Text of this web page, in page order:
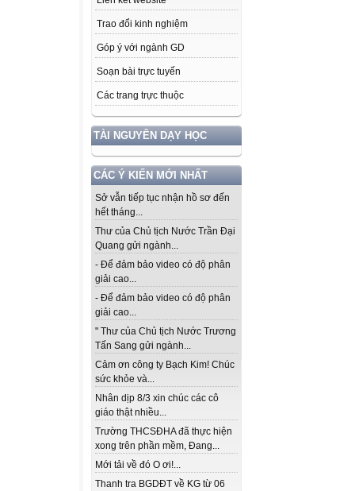
Trao đổi kinh nghiệm
Góp ý với ngành GD
Soạn bài trực tuyến
Các trang trực thuộc
TÀI NGUYÊN DẠY HỌC
CÁC Ý KIẾN MỚI NHẤT
Sở vẫn tiếp tục nhận hồ sơ đến
hết tháng...
Thư của Chủ tịch Nước Trần Đại
Quang gửi ngành...
- Để đảm bảo video có độ phân
giải cao...
- Để đảm bảo video có độ phân
giải cao...
" Thư của Chủ tịch Nước Trương
Tấn Sang gửi ngành...
Cảm ơn công ty Bạch Kim! Chúc
sức khỏe và...
Nhân dịp 8/3 xin chúc các cô
giáo thật nhiều...
Trường THCSĐHA đã thực hiện
xong trên phần mềm, Đang...
Mới tải về đó O ơi!...
Thanh tra BGDĐT về KG từ 06